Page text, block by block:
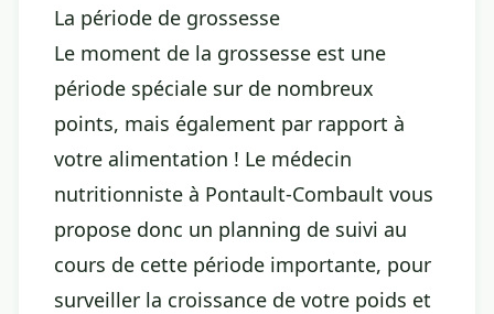
La période de grossesse
Le moment de la grossesse est une
période spéciale sur de nombreux
points, mais également par rapport à
votre alimentation ! Le médecin
nutritionniste à Pontault-Combault vous
propose donc un planning de suivi au
cours de cette période importante, pour
surveiller la croissance de votre poids et